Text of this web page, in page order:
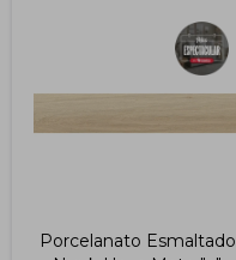
Porcelanato Esmaltado